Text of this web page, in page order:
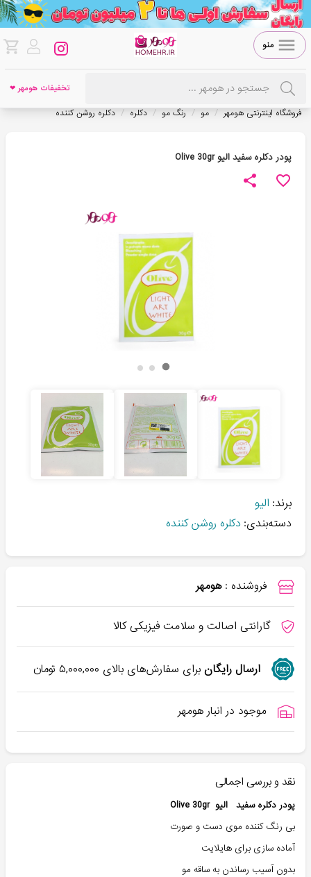
منو
تخفیفات هومهر ❤
فروشگاه اینترنتی هومهر / مو / رنگ مو / دکلره / دکلره روشن کننده
پودر دکلره سفید الیو Olive 30gr
برند: الیو
دسته‌بندی: دکلره روشن کننده
فروشنده : هومهر
گارانتی اصالت و سلامت فیزیکی کالا
ارسال رایگانبرای سفارش‌های بالای ۵,۰۰۰,۰۰۰تومان
موجود در انبار هومهر
نقد و بررسی اجمالی
پودر دکلره سفید الیو Olive 30gr
بی رنگ کننده موی دست و صورت
آماده سازی برای هایلایت
بدون آسیب رساندن به ساقه مو